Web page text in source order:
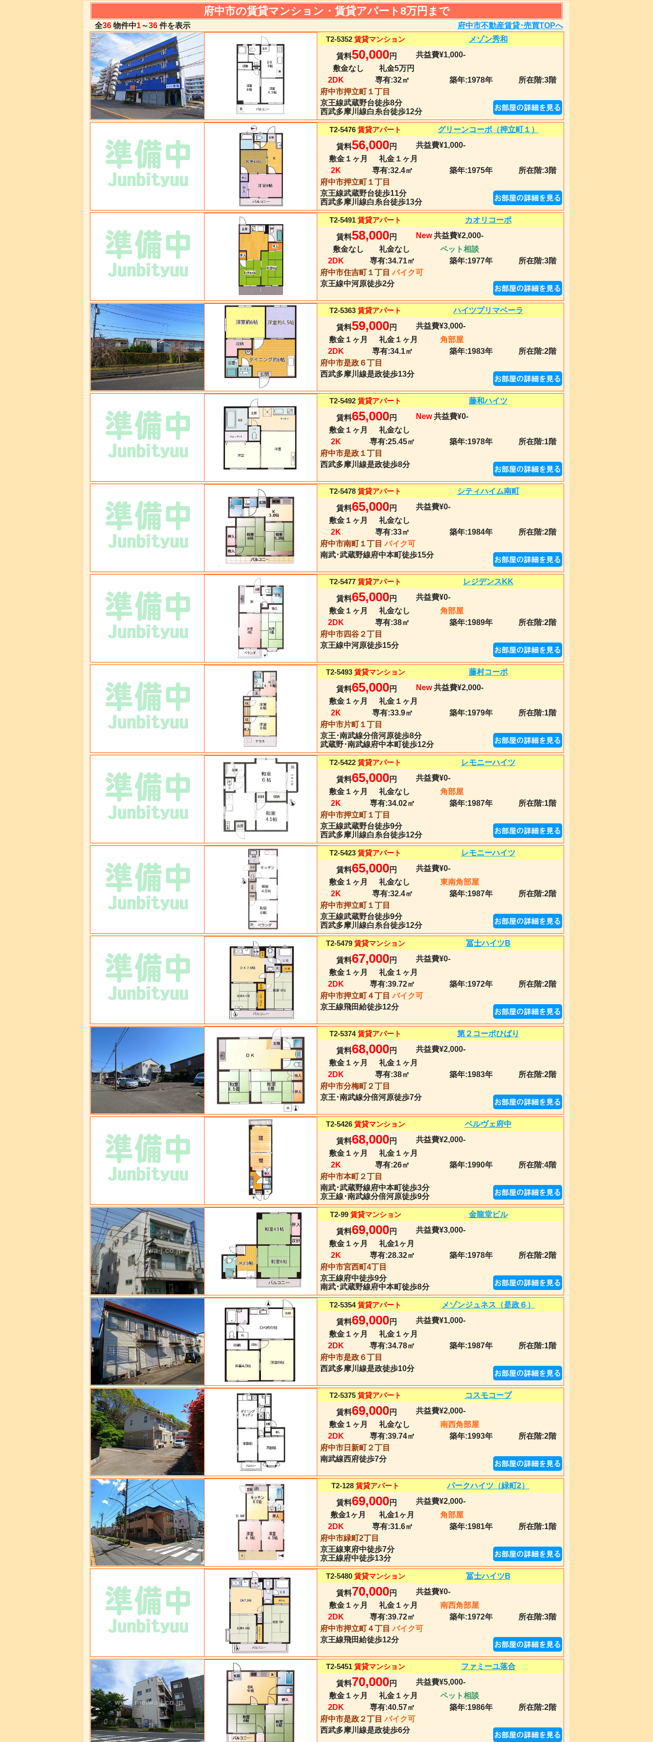
府中市の賃貸マンション・賃貸アパート8万円まで
全36 物件中1～36 件を表示
府中市不動産賃貸･売買TOPへ
T2-5352 賃貸マンション メゾン秀和
賃料50,000円
共益費¥1,000-
敷金なし
礼金5万円
2DK
専有:32㎡ 築年:1978年
所在階:3階
府中市押立町１丁目
京王線武蔵野台徒歩8分
西武多摩川線白糸台徒歩12分
T2-5476 賃貸アパート グリーンコーポ（押立町１）
賃料56,000円
共益費¥1,000-
敷金１ヶ月
礼金１ヶ月
2K
専有:32.4㎡ 築年:1975年
所在階:3階
府中市押立町１丁目
京王線武蔵野台徒歩11分
西武多摩川線白糸台徒歩13分
T2-5491 賃貸アパート カオリコーポ
賃料58,000円 New 共益費¥2,000-
敷金なし
礼金なし
ペット相談
2DK
専有:34.71㎡ 築年:1977年
所在階:3階
府中市住吉町１丁目 バイク可
京王線中河原徒歩2分
T2-5363 賃貸アパート ハイツプリマベーラ
賃料59,000円
共益費¥3,000-
敷金１ヶ月
礼金１ヶ月
角部屋
2DK
専有:34.1㎡ 築年:1983年
所在階:2階
府中市是政６丁目
西武多摩川線是政徒歩13分
T2-5492 賃貸アパート 藤和ハイツ
賃料65,000円 New 共益費¥0-
敷金１ヶ月
礼金なし
2K
専有:25.45㎡ 築年:1978年
所在階:1階
府中市是政１丁目
西武多摩川線是政徒歩8分
T2-5478 賃貸アパート シティハイム南町
賃料65,000円
共益費¥0-
敷金１ヶ月
礼金なし
2K
専有:33㎡ 築年:1984年
所在階:2階
府中市南町１丁目 バイク可
南武･武蔵野線府中本町徒歩15分
T2-5477 賃貸アパート レジデンスKK
賃料65,000円
共益費¥0-
敷金１ヶ月
礼金なし
角部屋
2DK
専有:38㎡ 築年:1989年
所在階:2階
府中市四谷２丁目
京王線中河原徒歩15分
T2-5493 賃貸マンション 藤村コーポ
賃料65,000円 New 共益費¥2,000-
敷金１ヶ月
礼金１ヶ月
2K
専有:33.9㎡ 築年:1979年
所在階:1階
府中市片町１丁目
京王･南武線分倍河原徒歩8分
武蔵野･南武線府中本町徒歩12分
T2-5422 賃貸アパート レモニーハイツ
賃料65,000円
共益費¥0-
敷金１ヶ月
礼金なし
角部屋
2K
専有:34.02㎡ 築年:1987年
所在階:1階
府中市押立町１丁目
京王線武蔵野台徒歩9分
西武多摩川線白糸台徒歩12分
T2-5423 賃貸アパート レモニーハイツ
賃料65,000円
共益費¥0-
敷金１ヶ月
礼金なし
東南角部屋
2K
専有:32.4㎡ 築年:1987年
所在階:2階
府中市押立町１丁目
京王線武蔵野台徒歩9分
西武多摩川線白糸台徒歩12分
T2-5479 賃貸マンション 冨士ハイツB
賃料67,000円
共益費¥0-
敷金１ヶ月
礼金１ヶ月
2DK
専有:39.72㎡ 築年:1972年
所在階:2階
府中市押立町４丁目 バイク可
京王線飛田給徒歩12分
T2-5374 賃貸アパート 第２コーポひばり
賃料68,000円
共益費¥2,000-
敷金１ヶ月
礼金１ヶ月
2DK
専有:38㎡ 築年:1983年
所在階:2階
府中市分梅町２丁目
京王･南武線分倍河原徒歩7分
T2-5426 賃貸マンション ベルヴェ府中
賃料68,000円
共益費¥2,000-
敷金１ヶ月
礼金１ヶ月
2K
専有:26㎡ 築年:1990年
所在階:4階
府中市本町２丁目
南武･武蔵野線府中本町徒歩3分
京王線･南武線分倍河原徒歩9分
T2-99 賃貸マンション 金龍堂ビル
賃料69,000円
共益費¥3,000-
敷金１ヶ月
礼金1ヶ月
2K
専有:28.32㎡ 築年:1978年
所在階:2階
府中市宮西町4丁目
京王線府中徒歩9分
南武･武蔵野線府中本町徒歩8分
T2-5354 賃貸アパート メゾンジュネス（是政６）
賃料69,000円
共益費¥1,000-
敷金１ヶ月
礼金１ヶ月
2DK
専有:34.78㎡ 築年:1987年
所在階:1階
府中市是政６丁目
西武多摩川線是政徒歩10分
T2-5375 賃貸アパート コスモコープ
賃料69,000円
共益費¥2,000-
敷金１ヶ月
礼金なし
南西角部屋
2DK
専有:39.74㎡ 築年:1993年
所在階:2階
府中市日新町２丁目
南武線西府徒歩7分
T2-128 賃貸アパート パークハイツ（緑町2）
賃料69,000円
共益費¥2,000-
敷金1ヶ月
礼金1ヶ月
角部屋
2DK
専有:31.6㎡ 築年:1981年
所在階:1階
府中市緑町2丁目
京王線東府中徒歩7分
京王線府中徒歩13分
T2-5480 賃貸マンション 冨士ハイツB
賃料70,000円
共益費¥0-
敷金１ヶ月
礼金１ヶ月
南西角部屋
2DK
専有:39.72㎡ 築年:1972年
所在階:3階
府中市押立町４丁目 バイク可
京王線飛田給徒歩12分
T2-5451 賃貸マンション ファミーユ落合
賃料70,000円
共益費¥5,000-
敷金１ヶ月
礼金１ヶ月
ペット相談
2DK
専有:40.57㎡ 築年:1986年
所在階:2階
府中市是政２丁目 バイク可
西武多摩川線是政徒歩6分